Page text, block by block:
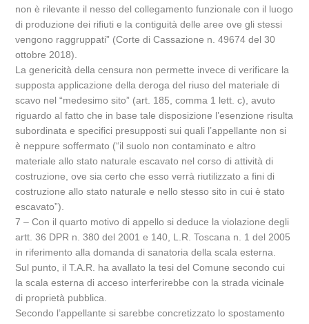
non è rilevante il nesso del collegamento funzionale con il luogo
di produzione dei rifiuti e la contiguità delle aree ove gli stessi
vengono raggruppati” (Corte di Cassazione n. 49674 del 30
ottobre 2018).
La genericità della censura non permette invece di verificare la
supposta applicazione della deroga del riuso del materiale di
scavo nel “medesimo sito” (art. 185, comma 1 lett. c), avuto
riguardo al fatto che in base tale disposizione l’esenzione risulta
subordinata e specifici presupposti sui quali l’appellante non si
è neppure soffermato (“il suolo non contaminato e altro
materiale allo stato naturale escavato nel corso di attività di
costruzione, ove sia certo che esso verrà riutilizzato a fini di
costruzione allo stato naturale e nello stesso sito in cui è stato
escavato”).
7 – Con il quarto motivo di appello si deduce la violazione degli
artt. 36 DPR n. 380 del 2001 e 140, L.R. Toscana n. 1 del 2005
in riferimento alla domanda di sanatoria della scala esterna.
Sul punto, il T.A.R. ha avallato la tesi del Comune secondo cui
la scala esterna di acceso interferirebbe con la strada vicinale
di proprietà pubblica.
Secondo l’appellante si sarebbe concretizzato lo spostamento